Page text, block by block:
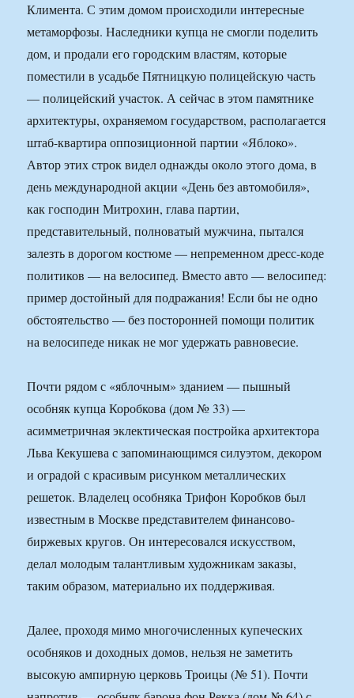
Климента. С этим домом происходили интересные
метаморфозы. Наследники купца не смогли поделить
дом, и продали его городским властям, которые
поместили в усадьбе Пятницкую полицейскую часть
— полицейский участок. А сейчас в этом памятнике
архитектуры, охраняемом государством, располагается
штаб-квартира оппозиционной партии «Яблоко».
Автор этих строк видел однажды около этого дома, в
день международной акции «День без автомобиля»,
как господин Митрохин, глава партии,
представительный, полноватый мужчина, пытался
залезть в дорогом костюме — непременном дресс-коде
политиков — на велосипед. Вместо авто — велосипед:
пример достойный для подражания! Если бы не одно
обстоятельство — без посторонней помощи политик
на велосипеде никак не мог удержать равновесие.
Почти рядом с «яблочным» зданием ― пышный
особняк купца Коробкова (дом № 33) —
асимметричная эклектическая постройка архитектора
Льва Кекушева с запоминающимся силуэтом, декором
и оградой с красивым рисунком металлических
решеток. Владелец особняка Трифон Коробков был
известным в Москве представителем финансово-
биржевых кругов. Он интересовался искусством,
делал молодым талантливым художникам заказы,
таким образом, материально их поддерживая.
Далее, проходя мимо многочисленных купеческих
особняков и доходных домов, нельзя не заметить
высокую ампирную церковь Троицы (№ 51). Почти